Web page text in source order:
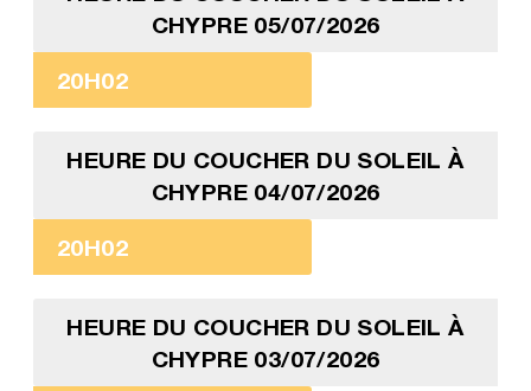
CHYPRE 05/07/2026
20H02
HEURE DU COUCHER DU SOLEIL À
CHYPRE 04/07/2026
20H02
HEURE DU COUCHER DU SOLEIL À
CHYPRE 03/07/2026